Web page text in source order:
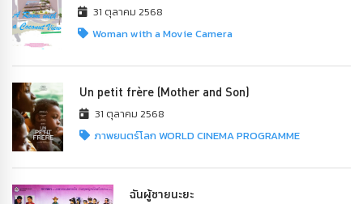
31 ตุลาคม 2568
Woman with a Movie Camera
Un petit frère (Mother and Son)
31 ตุลาคม 2568
ภาพยนตร์โลก WORLD CINEMA PROGRAMME
ฉันผู้ชายนะยะ